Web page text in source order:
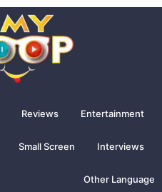
Reviews Entertainment
Small Screen Interviews
Other Language